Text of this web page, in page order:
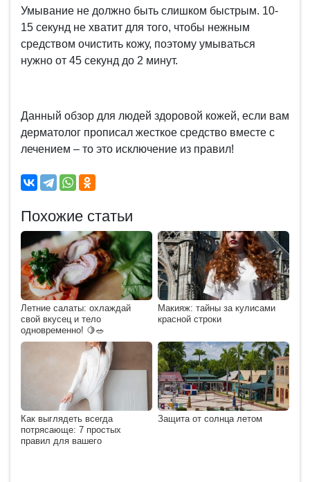
Умывание не должно быть слишком быстрым. 10-
15 секунд не хватит для того, чтобы нежным
средством очистить кожу, поэтому умываться
нужно от 45 секунд до 2 минут.
Данный обзор для людей здоровой кожей, если вам
дерматолог прописал жесткое средство вместе с
лечением – то это исключение из правил!
Похожие статьи
Летние салаты: охлаждай
свой вкусец и тело
одновременно! 🍋🥗
Макияж: тайны за кулисами
красной строки
Как выглядеть всегда
потрясающе: 7 простых
правил для вашего
Защита от солнца летом